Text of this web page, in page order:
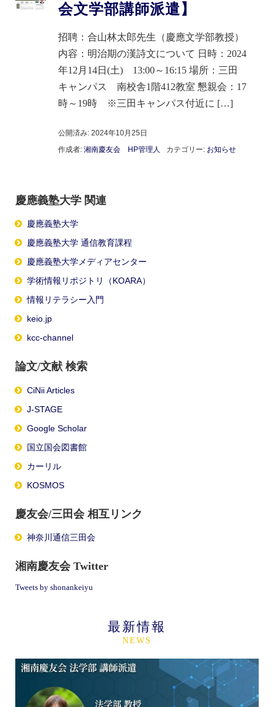
会文学部講師派遣】
招聘：合山林太郎先生（慶應文学部教授）
内容：明治期の漢詩文について 日時：2024
年12月14日(土) 13:00～16:15 場所：三田
キャンパス 南校舎1階412教室 懇親会：17
時～19時 ※三田キャンパス付近に […]
公開済み: 2024年10月25日
作成者: 湘南慶友会 HP管理人 カテゴリー: お知らせ
慶應義塾大学 関連
慶應義塾大学
慶應義塾大学 通信教育課程
慶應義塾大学メディアセンター
学術情報リポジトリ（KOARA）
情報リテラシー入門
keio.jp
kcc-channel
論文/文献 検索
CiNii Articles
J-STAGE
Google Scholar
国立国会図書館
カーリル
KOSMOS
慶友会/三田会 相互リンク
神奈川通信三田会
湘南慶友会 Twitter
Tweets by shonankeiyu
最新情報
NEWS